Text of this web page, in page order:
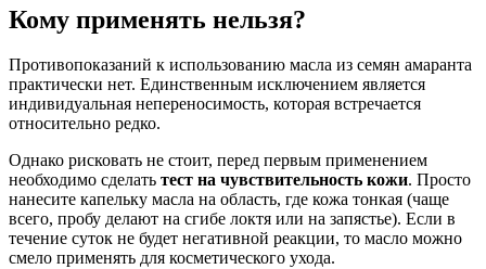
Кому применять нельзя?
Противопоказаний к использованию масла из семян амаранта
практически нет. Единственным исключением является
индивидуальная непереносимость, которая встречается
относительно редко.
Однако рисковать не стоит, перед первым применением
необходимо сделать тест на чувствительность кожи. Просто
нанесите капельку масла на область, где кожа тонкая (чаще
всего, пробу делают на сгибе локтя или на запястье). Если в
течение суток не будет негативной реакции, то масло можно
смело применять для косметического ухода.